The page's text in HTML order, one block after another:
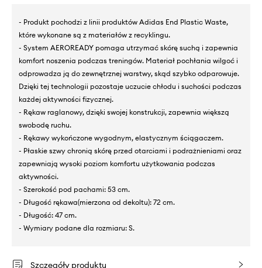
- Produkt pochodzi z linii produktów Adidas End Plastic Waste,
które wykonane są z materiałów z recyklingu.
- System AEROREADY pomaga utrzymać skórę suchą i zapewnia
komfort noszenia podczas treningów. Materiał pochłania wilgoć i
odprowadza ją do zewnętrznej warstwy, skąd szybko odparowuje.
Dzięki tej technologii pozostaje uczucie chłodu i suchości podczas
każdej aktywności fizycznej.
- Rękaw raglanowy, dzięki swojej konstrukcji, zapewnia większą
swobodę ruchu.
- Rękawy wykończone wygodnym, elastycznym ściągaczem.
- Płaskie szwy chronią skórę przed otarciami i podrażnieniami oraz
zapewniają wysoki poziom komfortu użytkowania podczas
aktywności.
- Szerokość pod pachami: 53 cm.
- Długość rękawa(mierzona od dekoltu): 72 cm.
- Długość: 47 cm.
- Wymiary podane dla rozmiaru: S.
Szczegóły produktu